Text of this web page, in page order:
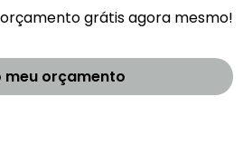
orçamento grátis agora mesmo!
meu orçamento